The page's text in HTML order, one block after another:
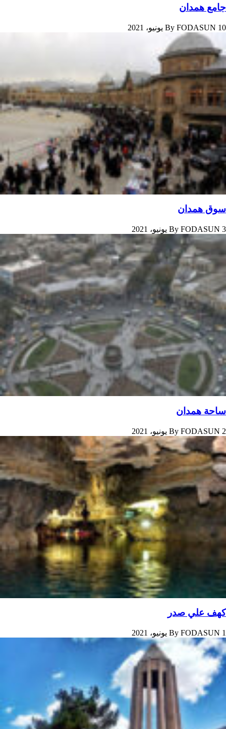
جامع همدان
By FODASUN 10 يونيو، 2021
سوق همدان
By FODASUN 3 يونيو، 2021
ساحة همدان
By FODASUN 2 يونيو، 2021
کهف علي صدر
By FODASUN 1 يونيو، 2021